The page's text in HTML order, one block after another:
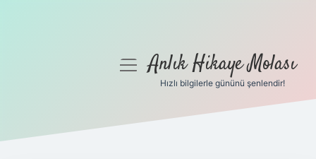
Gizlilik Politikası
menüyüAnlık Hikaye Molası
Hızlı bilgilerle gününü şenlendir!